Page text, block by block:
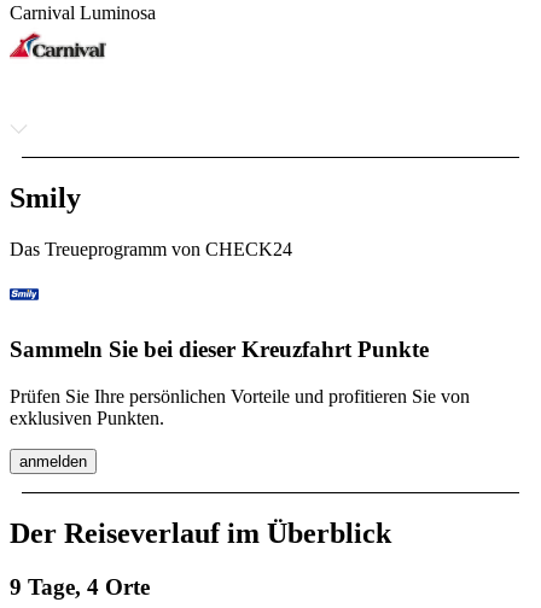
Carnival Luminosa
Smily
Das Treueprogramm von CHECK24
Sammeln Sie bei dieser Kreuzfahrt Punkte
Prüfen Sie Ihre persönlichen Vorteile und profitieren Sie von
exklusiven Punkten.
anmelden
Der Reiseverlauf im Überblick
9 Tage, 4 Orte